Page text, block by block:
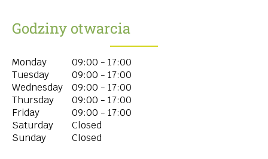
Godziny otwarcia
Monday
09:00 - 17:00
Tuesday
09:00 - 17:00
Wednesday
09:00 - 17:00
Thursday
09:00 - 17:00
Friday
09:00 - 17:00
Saturday
Closed
Sunday
Closed